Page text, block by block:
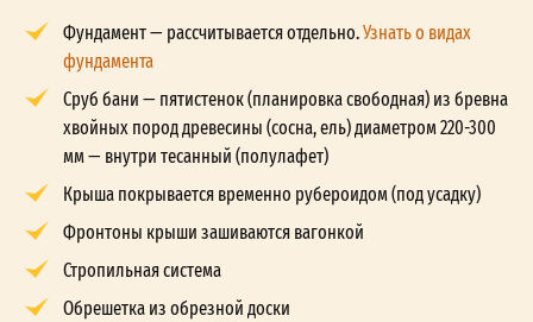
Фундамент — рассчитывается отдельно.Узнать о видах
фундамента
Сруб бани — пятистенок (планировка свободная) из бревна
хвойных пород древесины (сосна, ель) диаметром 220-300
мм — внутри тесанный (полулафет)
Крыша покрывается временно рубероидом (под усадку)
Фронтоны крыши зашиваются вагонкой
Стропильная система
Обрешетка из обрезной доски